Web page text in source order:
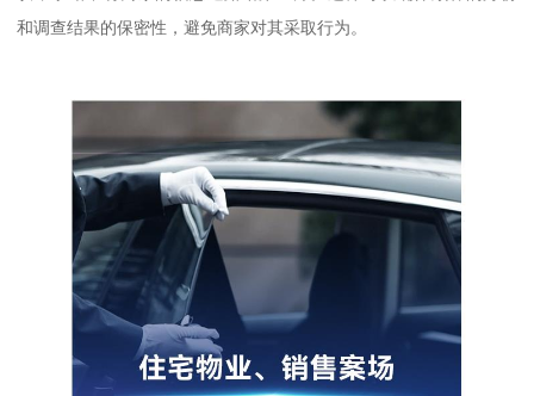
和调查结果的保密性，避免商家对其采取行为。